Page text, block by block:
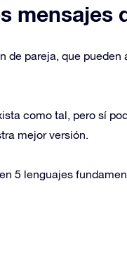
mensajes
de pareja, que
como tal, pero sí
mejor versión.
5 lenguajes